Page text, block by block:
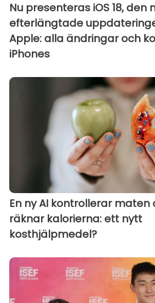
Nu presenteras iOS 18, den
efterlängtade
Apple: alla ändringar och
iPhones
En ny AI kontrollerar maten
räknar kalorierna: ett nytt
kosthjälpmedel?